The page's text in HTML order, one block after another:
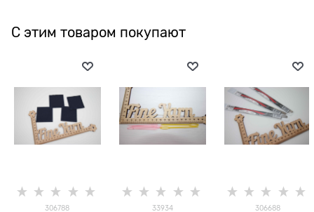
С этим товаром покупают
306788 33934 306688